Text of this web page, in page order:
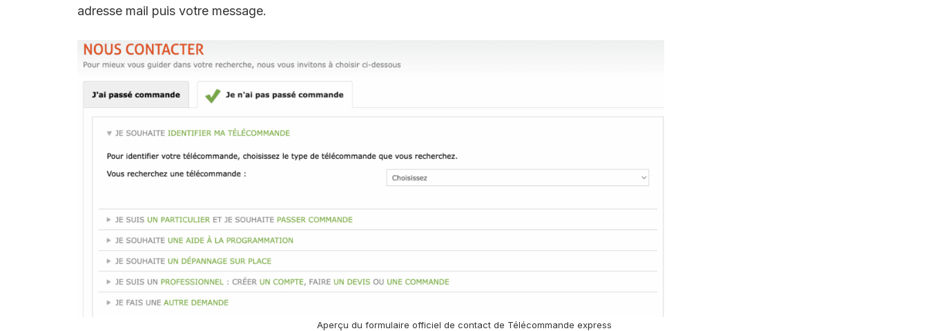
adresse mail puis votre message.
Aperçu du formulaire officiel de contact de Télécommande express